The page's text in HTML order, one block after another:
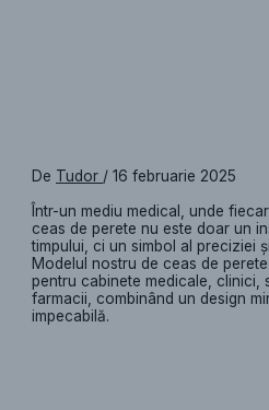
De Tudor /16 februarie 2025
Într-un mediu medical, unde
ceas de perete nu este doar un
timpului, ci un simbol al preciziei
Modelul nostru de ceas de
pentru cabinete medicale, clinici,
farmacii, combinând un design
impecabilă.